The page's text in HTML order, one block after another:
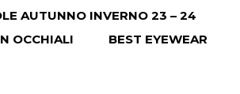
AUTUNNO INVERNO 23 – 24
OCCHIALI
BEST EYEWEAR